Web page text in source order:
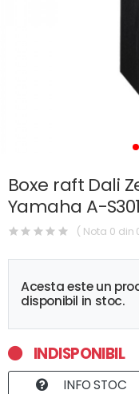
Boxe raft Dali
Yamaha A-S301
( Nota 0 din
Acesta este un
disponibil in stoc.
INDISPONIBIL
INFO STOC